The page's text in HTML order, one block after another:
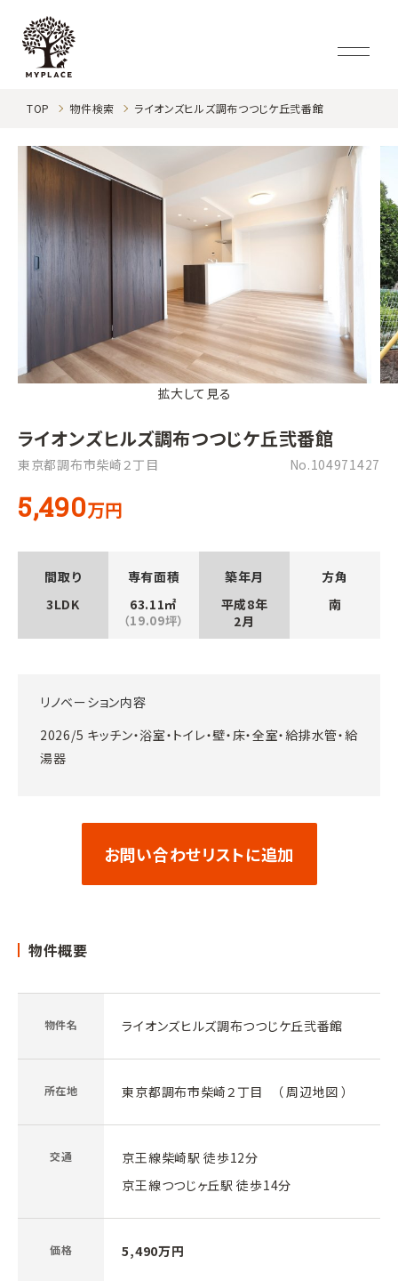
TOP 物件検索 ライオンズヒルズ調布つつじケ丘弐番館
拡大して見る
ライオンズヒルズ調布つつじケ丘弐番館
東京都調布市柴崎２丁目 No.104971427
5,490万円
間取り
3LDK
専有面積
63.11㎡
（19.09坪）
築年月
平成8年
2月
方角
南
リノベーション内容
2026/5 キッチン・浴室・トイレ・壁・床・全室・給排水管・給
湯器
お問い合わせリストに追加
物件概要
物件名 ライオンズヒルズ調布つつじケ丘弐番館
所在地 東京都調布市柴崎２丁目 （ 周辺地図 ）
交通
京王線柴崎駅 徒歩12分
京王線つつじヶ丘駅 徒歩14分
価格 5,490万円